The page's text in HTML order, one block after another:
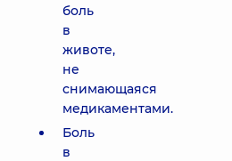
боль
в
животе,
не
снимающаяся
медикаментами.
Боль
в